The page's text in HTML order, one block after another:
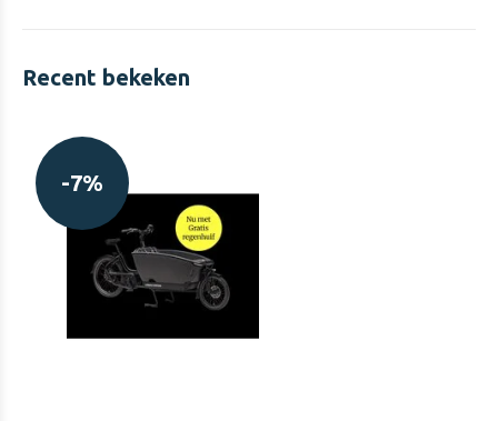
Recent bekeken
-7%